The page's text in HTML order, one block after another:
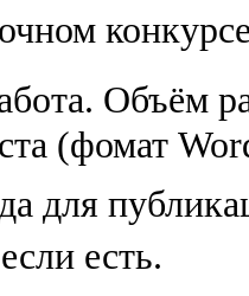
Объём
(фомат
для
есть.